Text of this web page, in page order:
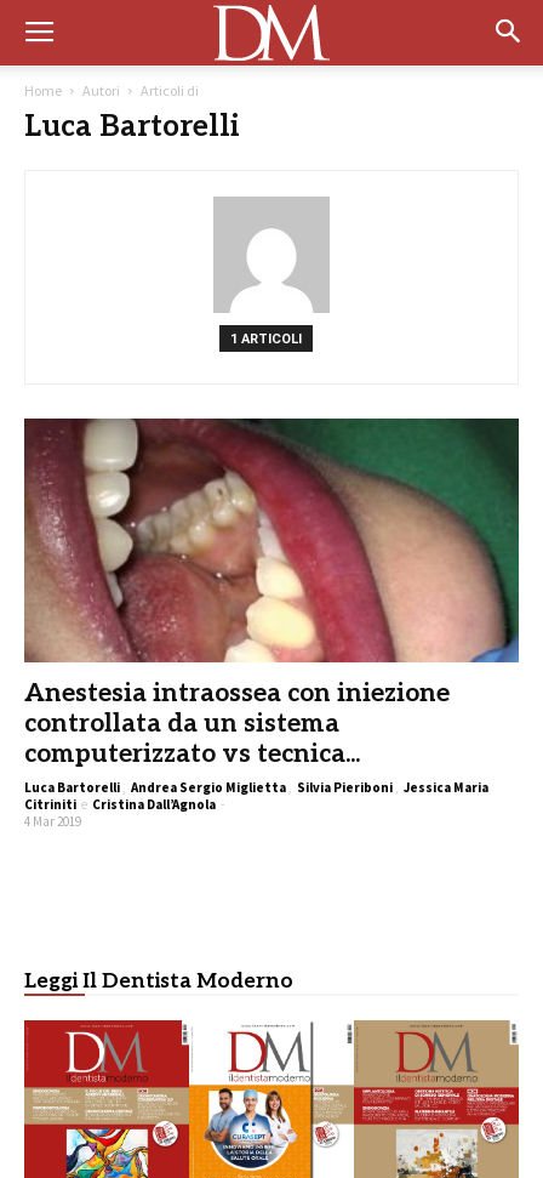
Home Autori Articoli di
Luca Bartorelli
1 ARTICOLI
Anestesia intraossea con iniezione
controllata da un sistema
computerizzato vs tecnica...
Luca Bartorelli , Andrea Sergio Miglietta , Silvia Pieriboni , Jessica Maria
Citriniti e Cristina Dall’Agnola -
4 Mar 2019
Leggi Il Dentista Moderno